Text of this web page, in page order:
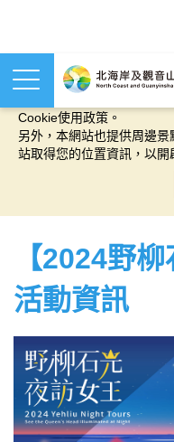
本網站使用cookies等相關
Cookie使用政策。
另外，本網站也提供周邊
站取得您的位置資訊，以開
【2024野
活動資訊